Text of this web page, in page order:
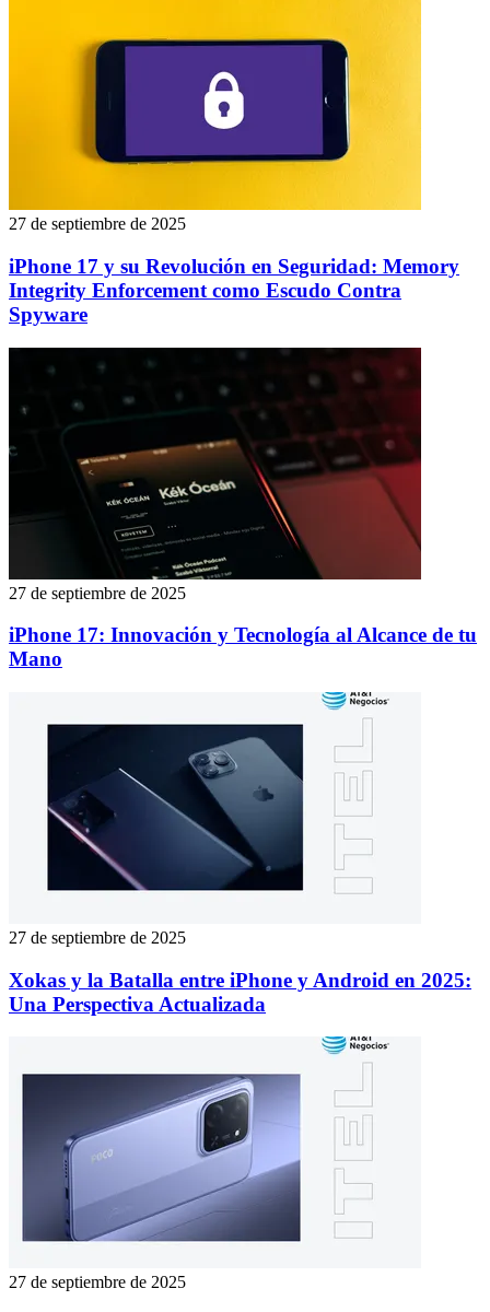
27 de septiembre de 2025
iPhone 17 y su Revolución en Seguridad: Memory
Integrity Enforcement como Escudo Contra
Spyware
27 de septiembre de 2025
iPhone 17: Innovación y Tecnología al Alcance de tu
Mano
27 de septiembre de 2025
Xokas y la Batalla entre iPhone y Android en 2025:
Una Perspectiva Actualizada
27 de septiembre de 2025